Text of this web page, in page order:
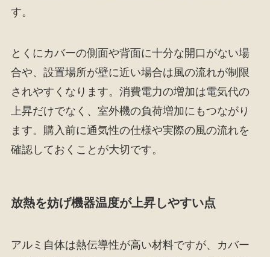
す。
とくにカバーの側面や背面に十分な開口がない場
合や、設置場所が壁に近い場合は風の流れが制限
されやすくなります。消費電力の増加は電気代の
上昇だけでなく、室外機の負荷増加にもつながり
ます。購入前に通気性の仕様や実際の風の流れを
確認しておくことが大切です。
放熱を妨げ機器温度が上昇しやすい点
アルミ自体は熱伝導性が高い材料ですが、カバー